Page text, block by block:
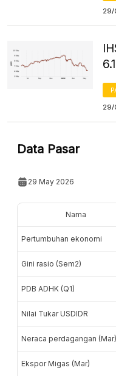
29/
29/
Data Pasar
29 May 2026
Nama
Pertumbuhan ekonomi
Gini rasio (Sem2)
PDB ADHK (Q1)
Nilai Tukar USDIDR
Neraca perdagangan (Mar)
Ekspor Migas (Mar)